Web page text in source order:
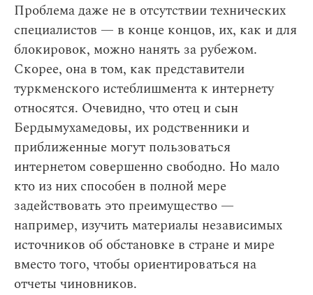
Проблема даже не в отсутствии технических
специалистов — в конце концов, их, как и для
блокировок, можно нанять за рубежом.
Скорее, она в том, как представители
туркменского истеблишмента к интернету
относятся. Очевидно, что отец и сын
Бердымухамедовы, их родственники и
приближенные могут пользоваться
интернетом совершенно свободно. Но мало
кто из них способен в полной мере
задействовать это преимущество —
например, изучить материалы независимых
источников об обстановке в стране и мире
вместо того, чтобы ориентироваться на
отчеты чиновников.